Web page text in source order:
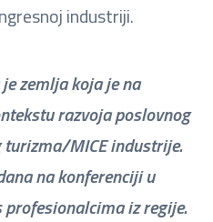
industriji.
zemlja koja je na
razvoja poslovnog
MICE industrije.
na konferenciji u
profesionalcima iz regije.